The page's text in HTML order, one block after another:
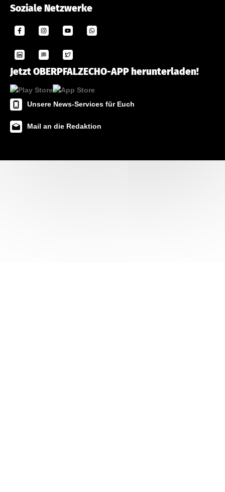
Soziale Netzwerke
Jetzt OBERPFALZECHO-APP herunterladen!
Unsere News-Services für Euch
Mail an die Redaktion